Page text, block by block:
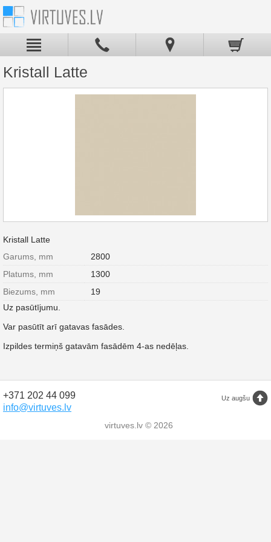
Kristall Latte
Kristall Latte
Garums, mm
2800
Platums, mm
1300
Biezums, mm
19
Uz pasūtījumu.
Var pasūtīt arī gatavas fasādes.
Izpildes termiņš gatavām fasādēm 4-as nedēļas.
Uz augšu
+371 202 44 099
info@virtuves.lv
virtuves.lv © 2026